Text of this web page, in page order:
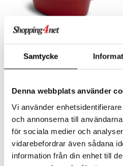
Samtycke
Denna webbplats använder
Vi använder
och annonserna till
för sociala medier och
vidarebefordrar även sådana
information från din enhet till
Støbejernsgryde 3,5 liter
fra539 kr.
-22%